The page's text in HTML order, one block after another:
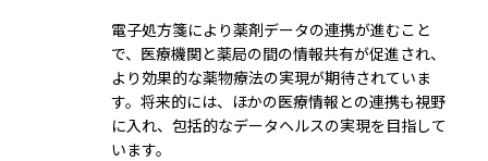
電子処方箋により薬剤データの連携が進むこと
で、医療機関と薬局の間の情報共有が促進され、
より効果的な薬物療法の実現が期待されていま
す。将来的には、ほかの医療情報との連携も視野
に入れ、包括的なデータヘルスの実現を目指して
います。